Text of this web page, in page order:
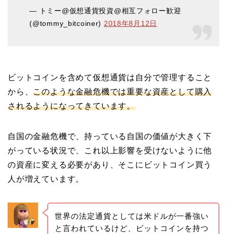
— トミー@仮想通貨投資@相互フォロー歓迎
(@tommy_bitcoiner) 2018年8月12日
ビットコインを含めて仮想通貨は自分で管理すること
から、このような金融危機では重要な資産として購入
されるようになってきています。
自国の金融危機で、持っている自国の価値が大きく下
がっている状況で、これ以上影響を受けないように他
の資産に変える必要があり、そこにビットコイン買う
人が増えています。
世界の法定通貨としては米ドルが一番強い
と言われているけど、ビットコインを持つ